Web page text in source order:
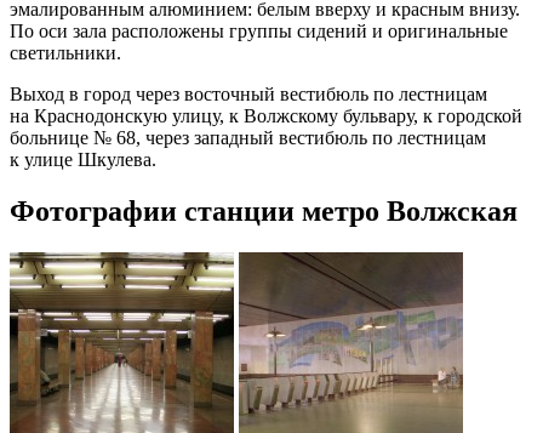
эмалированным алюминием: белым вверху и красным внизу.
По оси зала расположены группы сидений и оригинальные
светильники.
Выход в город через восточный вестибюль по лестницам
на Краснодонскую улицу, к Волжскому бульвару, к городской
больнице № 68, через западный вестибюль по лестницам
к улице Шкулева.
Фотографии станции метро Волжская